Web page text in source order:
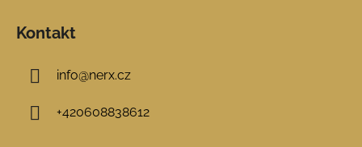
Kontakt
info@nerx.cz
+420608838612